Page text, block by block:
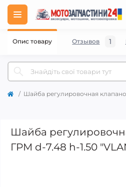
Шайба регулировочная
Шайба
ГРМ d-7.48 h-1.50
Опис товару Отзывов 1